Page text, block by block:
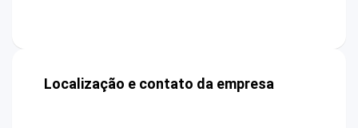
Localização e contato da empresa